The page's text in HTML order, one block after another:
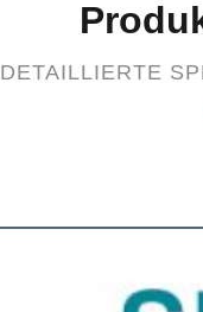
DETAILLIERTE